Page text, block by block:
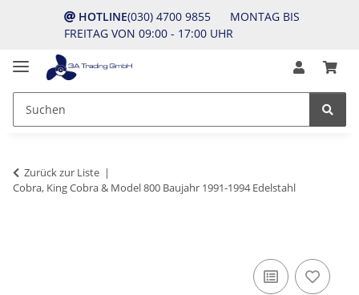
HOTLINE(030) 4700 9855 MONTAG BIS
FREITAG VON 09:00 - 17:00 UHR
Zurück zur Liste
Cobra, King Cobra & Model 800 Baujahr 1991-1994 Edelstahl